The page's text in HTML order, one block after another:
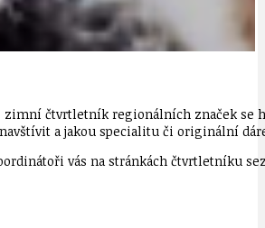
zimní čtvrtletník regionálních značek se
a jakou specialitu či originální
vás na stránkách čtvrtletníku